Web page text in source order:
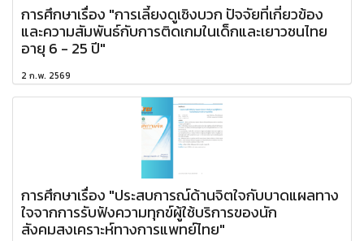
การศึกษาเรื่อง "การเลี้ยงดูเชิงบวก ปัจจัยที่เกี่ยวข้อง
และความสัมพันธ์กับการติดเกมในเด็กและเยาวชนไทย
อายุ 6 - 25 ปี"
2 ก.พ. 2569
การศึกษาเรื่อง "ประสบการณ์ด้านจิตใจกับบาดแผลทาง
ใจจากการรับฟังความทุกข์ผู้ใช้บริการของนัก
สังคมสงเคราะห์ทางการแพทย์ไทย"